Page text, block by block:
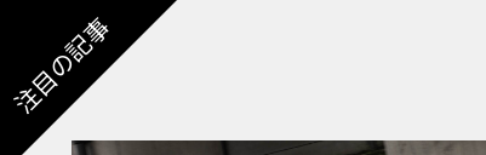
注目の記事